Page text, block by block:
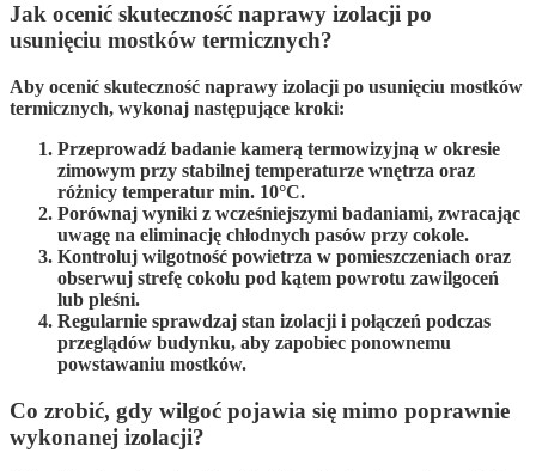
Jak ocenić skuteczność naprawy izolacji po
usunięciu mostków termicznych?
Aby ocenić skuteczność naprawy izolacji po usunięciu mostków
termicznych, wykonaj następujące kroki:
Przeprowadź badanie kamerą termowizyjną w okresie
zimowym przy stabilnej temperaturze wnętrza oraz
różnicy temperatur min. 10°C.
Porównaj wyniki z wcześniejszymi badaniami, zwracając
uwagę na eliminację chłodnych pasów przy cokole.
Kontroluj wilgotność powietrza w pomieszczeniach oraz
obserwuj strefę cokołu pod kątem powrotu zawilgoceń
lub pleśni.
Regularnie sprawdzaj stan izolacji i połączeń podczas
przeglądów budynku, aby zapobiec ponownemu
powstawaniu mostków.
Co zrobić, gdy wilgoć pojawia się mimo poprawnie
wykonanej izolacji?